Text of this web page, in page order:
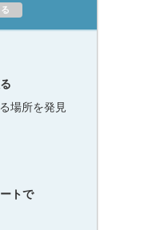
場所を発見
トで